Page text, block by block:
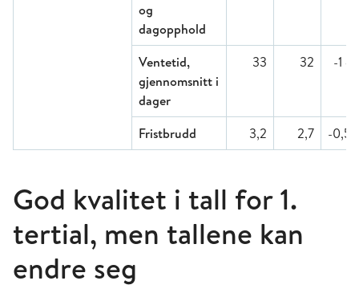
og
dagopphold
Ventetid,
gjennomsnitt i
dager
33 32 -1
Fristbrudd 3,2 2,7 -0,5
God kvalitet i tall for 1.
tertial, men tallene kan
endre seg